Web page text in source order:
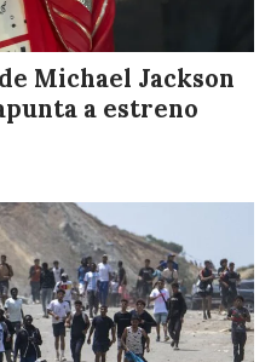
Michael Jackson
a estreno